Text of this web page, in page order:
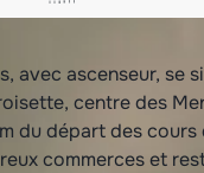
avec ascenseur, se
centre des
du départ des cours
commerces et